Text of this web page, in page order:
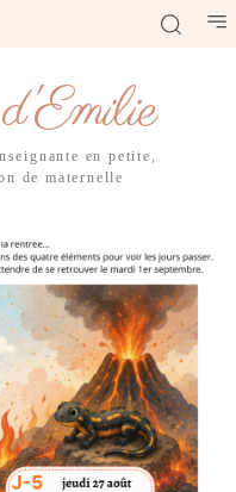
en petite,
de maternelle